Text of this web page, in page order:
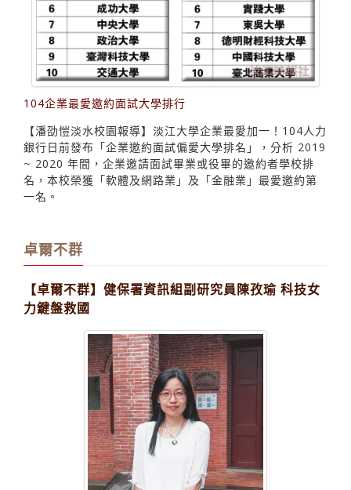
104企業最愛邀約面試大學排行
【潘劭愷淡水校園報導】淡江大學企業最愛加一！104人力
銀行日前發布「企業邀約面試偏愛大學排名」，分析 2019
~ 2020 年間，企業邀請面試畢業或役畢的邀約者學校排
卓爾不群
【卓爾不群】健保署資訊組副研究員陳孜瑜 科技女
力鍵盤救國